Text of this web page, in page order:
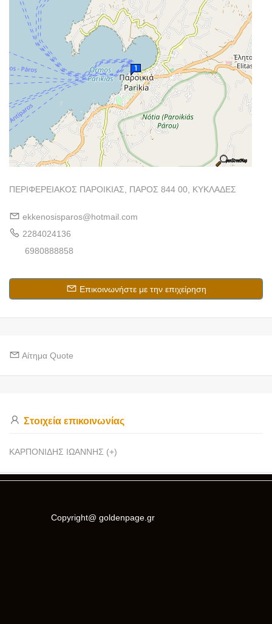
ΠΕΡΙΦΕΡΕΙΑΚΟΣ ΠΑΡΟΙΚΙΑΣ, ΠΑΡΟΣ 844 00, ΚΥΚΛΑΔΕΣ
ekkenosisparos@hotmail.com
2284024136
6980888858
Επικοινωνήστε με την επιχείρηση
Αίτημα Quote
Στοιχεία επικοινωνίας
ΚΑΡΠΟΝΙΔΗΣ ΙΩΑΝΝΗΣ (+)
Copyright@ goldenpage.gr